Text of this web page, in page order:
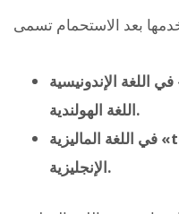
في اللغة الإندونيسية «handuk»، وهي مشتقة من
اللغة الهولندية.
في اللغة الماليزية «tuala»، وهي مشتقة من اللغة
الإنجليزية.